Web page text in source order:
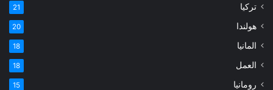
تركيا 21
هولندا 20
المانيا 18
العمل 18
رومانيا 15